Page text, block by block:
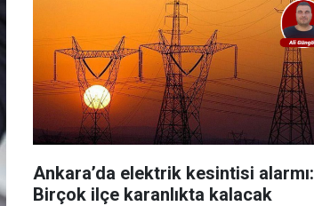
Ankara’da elektrik kesintisi alarmı:
Birçok ilçe karanlıkta kalacak